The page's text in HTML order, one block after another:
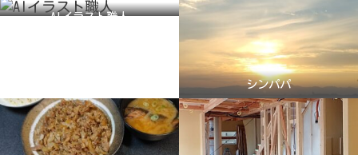
AIイラスト職人
シンパパ